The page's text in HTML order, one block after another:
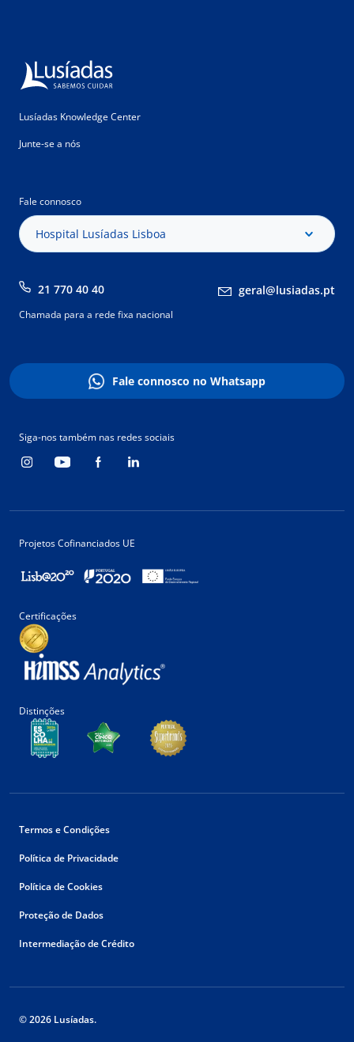
Lusíadas Knowledge Center
Junte-se a nós
Fale connosco
Hospital Lusíadas Lisboa
21 770 40 40 geral@lusiadas.pt
Chamada para a rede fixa nacional
Fale connosco no Whatsapp
Siga-nos também nas redes sociais
Projetos Cofinanciados UE
Certificações
Distinções
Termos e Condições
Política de Privacidade
Política de Cookies
Proteção de Dados
Intermediação de Crédito
© 2026 Lusíadas.